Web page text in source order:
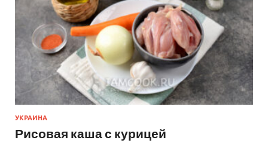
УКРАИНА
Рисовая каша с курицей